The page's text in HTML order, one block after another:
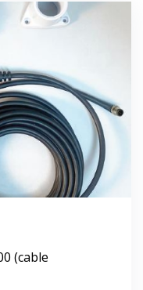
(cable